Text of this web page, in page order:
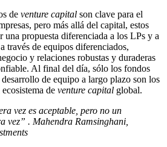
de venture capital son clave para el
pero más allá del capital, estos
una propuesta diferenciada a los LPs y a
través de equipos diferenciados,
y relaciones robustas y duraderas
Al final del día, sólo los fondos
de equipo a largo plazo son los
de venture capital global.
vez es aceptable, pero no un
vez” . Mahendra Ramsinghani,